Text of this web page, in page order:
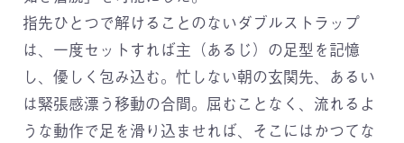
指先ひとつで解けることのないダブルストラップ
は、一度セットすれば主（あるじ）の足型を記憶
し、優しく包み込む。忙しない朝の玄関先、あるい
は緊張感漂う移動の合間。屈むことなく、流れるよ
うな動作で足を滑り込ませれば、そこにはかつてな